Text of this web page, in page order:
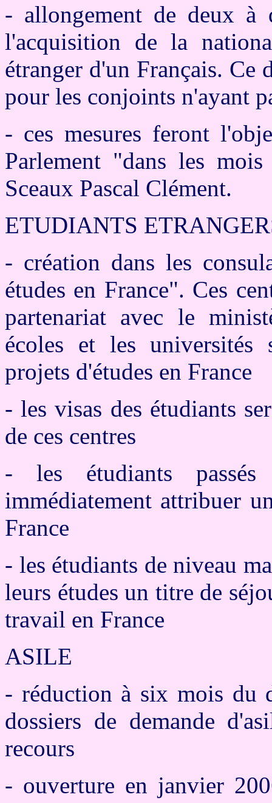
- allongement de deux à
l'acquisition de la
étranger d'un Français. Ce
pour les conjoints n'ayant
- ces mesures feront
Parlement "dans les
Sceaux Pascal Clément.
ETUDIANTS
- création dans les
études en France". Ces
partenariat avec le
écoles et les universités
projets d'études en France
- les visas des étudiants
de ces centres
- les étudiants
immédiatement attribuer
France
- les étudiants de niveau
leurs études un titre de
travail en France
ASILE
- réduction à six mois du
dossiers de demande
recours
- ouverture en janvier